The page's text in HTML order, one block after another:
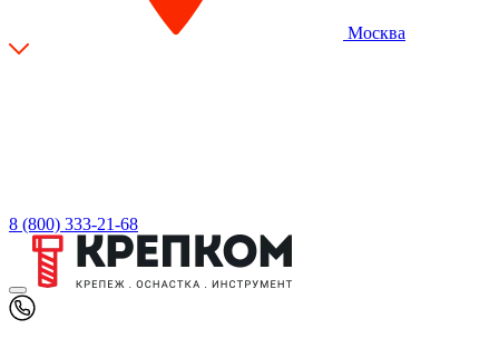
Москва
8 (800) 333-21-68